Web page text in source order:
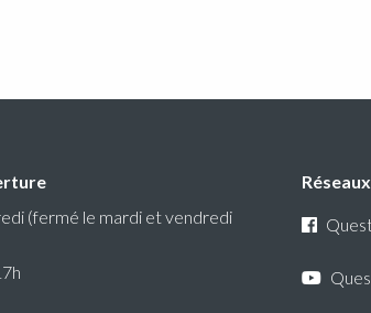
(fermé le mardi et vendredi